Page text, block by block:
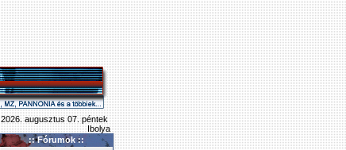
2026. augusztus 07. péntek
Ibolya
:: Fórumok ::